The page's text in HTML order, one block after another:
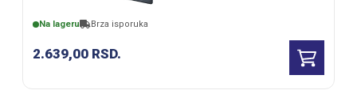
Na lageru Brza isporuka
2.639,00 RSD.